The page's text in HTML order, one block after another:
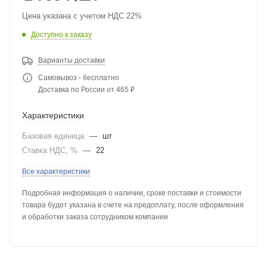
Цена указана с учетом НДС 22%
Доступно к заказу
Варианты доставки
Самовывоз - бесплатно
Доставка по России от 465 ₽
Характеристики
Базовая единица —
шт
Ставка НДС, %
— 22
Все характеристики
Подробная информация о наличии, сроке поставки и стоимости
товара будет указана в счете на предоплату, после оформления
и обработки заказа сотрудником компании